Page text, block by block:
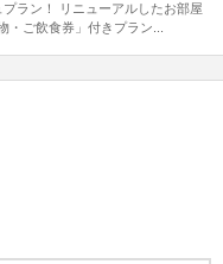
ラン！ リニューアルしたお部屋
・ご飲食券」付きプラン...